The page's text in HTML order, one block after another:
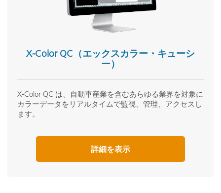
X-Color QC（エックスカラー・キューシ
ー）
X-Color QC は、自動車産業を含むあらゆる業界を対象に
カラーデータをリアルタイムで監視、管理、アクセスし
ます。
詳細を表示